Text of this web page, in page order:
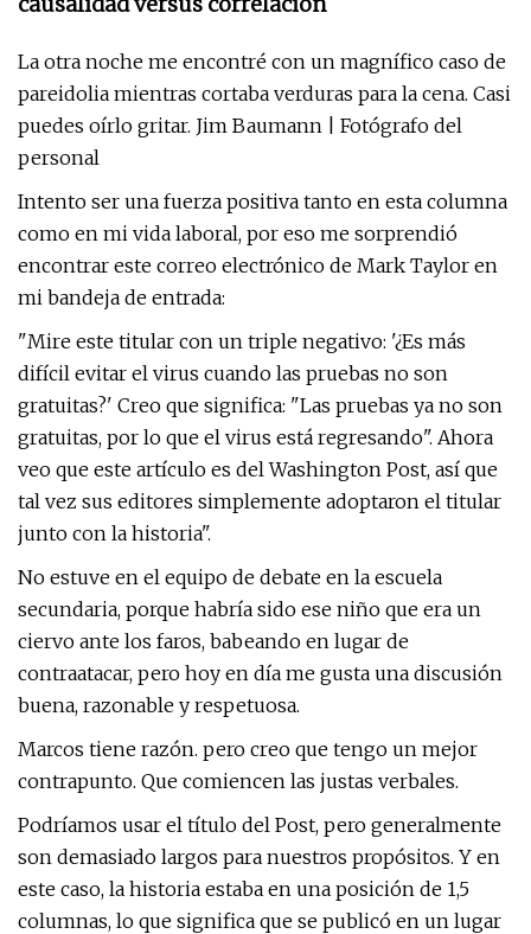
La otra noche me encontré con un magnífico caso de
pareidolia mientras cortaba verduras para la cena. Casi
puedes oírlo gritar. Jim Baumann | Fotógrafo del
personal
Intento ser una fuerza positiva tanto en esta columna
como en mi vida laboral, por eso me sorprendió
encontrar este correo electrónico de Mark Taylor en
mi bandeja de entrada:
"Mire este titular con un triple negativo: '¿Es más
difícil evitar el virus cuando las pruebas no son
gratuitas?' Creo que significa: "Las pruebas ya no son
gratuitas, por lo que el virus está regresando". Ahora
veo que este artículo es del Washington Post, así que
tal vez sus editores simplemente adoptaron el titular
junto con la historia".
No estuve en el equipo de debate en la escuela
secundaria, porque habría sido ese niño que era un
ciervo ante los faros, babeando en lugar de
contraatacar, pero hoy en día me gusta una discusión
buena, razonable y respetuosa.
Marcos tiene razón. pero creo que tengo un mejor
contrapunto. Que comiencen las justas verbales.
Podríamos usar el título del Post, pero generalmente
son demasiado largos para nuestros propósitos. Y en
este caso, la historia estaba en una posición de 1,5
columnas, lo que significa que se publicó en un lugar